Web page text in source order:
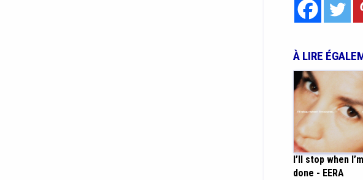
À LIRE
I’ll stop when I’m
done - EERA